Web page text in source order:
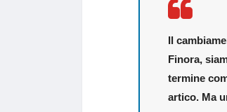
Il
Finora,
termine
artico. Ma